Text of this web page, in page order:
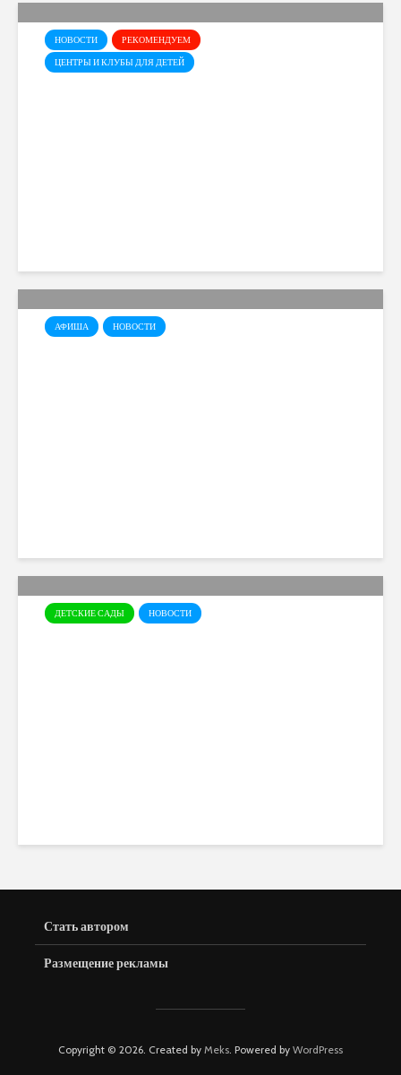
НОВОСТИ
РЕКОМЕНДУЕМ
ЦЕНТРЫ И КЛУБЫ ДЛЯ ДЕТЕЙ
АФИША НОВОСТИ
ДЕТСКИЕ САДЫ НОВОСТИ
Стать автором
Размещение рекламы
Copyright © 2026. Created by Meks . Powered by WordPress